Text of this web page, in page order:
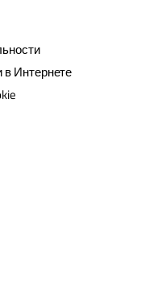
Интернете